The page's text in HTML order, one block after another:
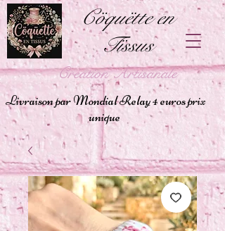
Cöquëtte en
Tïssus
Création Artisanale
Livraison par Mondial Relay 4 euros prix
unique